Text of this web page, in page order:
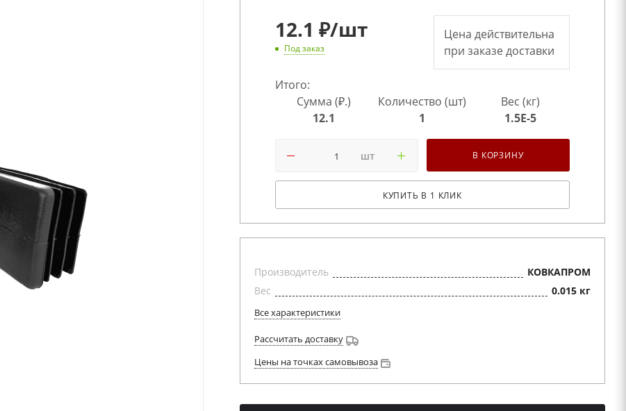
12.1 ₽/шт
Под заказ
Цена действительна
при заказе доставки
Итого:
Сумма (₽.)
12.1
Количество (шт)
1
Вес (кг)
1.5E-5
шт В КОРЗИНУ
КУПИТЬ В 1 КЛИК
Производитель
КОВКАПРОМ
Вес
0.015 кг
Все характеристики
Рассчитать доставку
Цены на точках самовывоза